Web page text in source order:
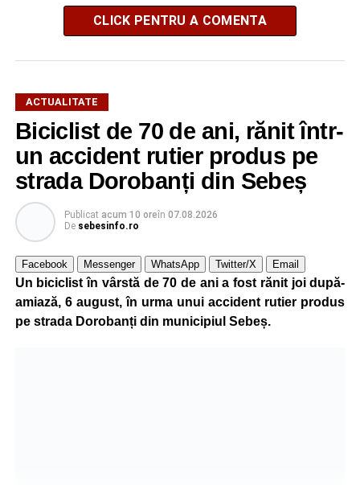
CLICK PENTRU A COMENTA
ACTUALITATE
Biciclist de 70 de ani, rănit într-
un accident rutier produs pe
strada Dorobanți din Sebeș
Publicat acum 10 oreîn 07.08.2026
De sebesinfo.ro
Facebook Messenger WhatsApp Twitter/X Email
Un biciclist în vârstă de 70 de ani a fost rănit joi după-
amiază, 6 august, în urma unui accident rutier produs
pe strada Dorobanți din municipiul Sebeș.